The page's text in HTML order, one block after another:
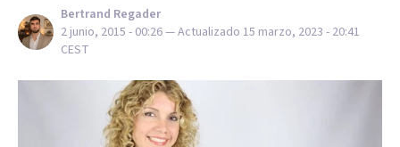
Bertrand Regader
2 junio, 2015 - 00:26— Actualizado 15 marzo, 2023 - 20:41
CEST